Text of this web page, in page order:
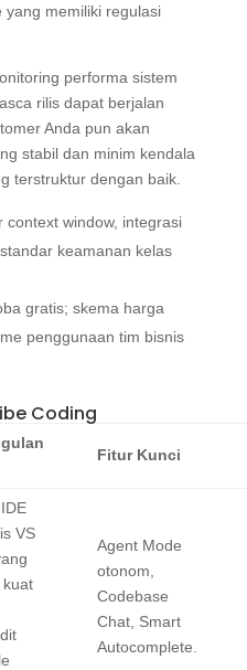
memiliki regulasi
performa sistem
rilis dapat berjalan
Anda pun akan
stabil dan minim kendala
terstruktur dengan baik.
context window, integrasi
keamanan kelas
gratis; skema harga
penggunaan tim bisnis
Coding
Fitur Kunci
VS
Agent Mode
otonom,
Codebase
Chat, Smart
Autocomplete.